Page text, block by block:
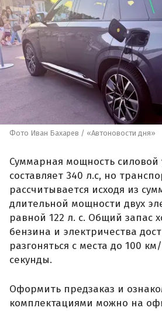
Фото Иван Бахарев / «Автоновости дня»
Суммарная мощность силовой
составляет 340 л.с, но
рассчитывается исходя из
длительной мощности двух
равной 122 л. с. Общий запас
бензина и электричества
разгоняться с места до 100
секунды.
Оформить предзаказ и
комплектациями можно на